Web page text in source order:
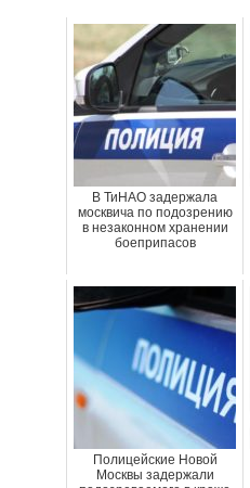
В ТиНАО задержала
москвича по подозрению
в незаконном хранении
боеприпасов
Полицейские Новой
Москвы задержали